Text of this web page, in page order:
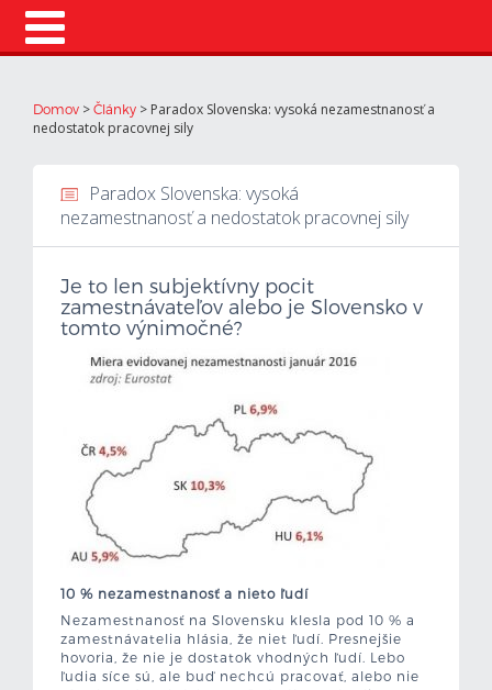
Mzdová kalkulačka
Vytvor si životopis
Uchádzači
Zamestnávatelia
O nás
Domov > Články > Paradox Slovenska: vysoká nezamestnanosť a
nedostatok pracovnej sily
Paradox Slovenska: vysoká
nezamestnanosť a nedostatok pracovnej sily
Je to len subjektívny pocit
zamestnávateľov alebo je Slovensko v
tomto výnimočné?
10 % nezamestnanosť a nieto ľudí
Nezamestnanosť na Slovensku klesla pod 10 % a
zamestnávatelia hlásia, že niet ľudí. Presnejšie
hovoria, že nie je dostatok vhodných ľudí. Lebo
ľudia síce sú, ale buď nechcú pracovať, alebo nie